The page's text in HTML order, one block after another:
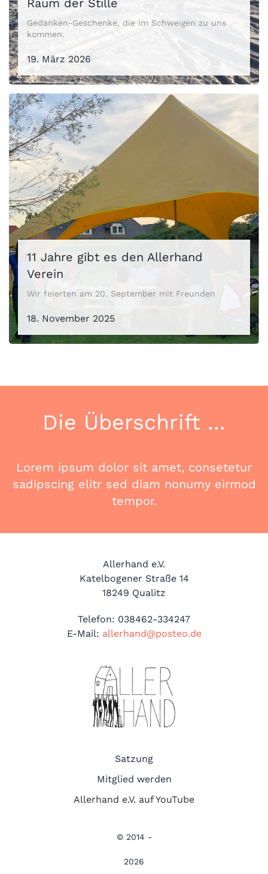
Raum der Stille
Gedanken-Geschenke, die im Schweigen zu uns
kommen.
19. März 2026
11 Jahre gibt es den Allerhand
Verein
Wir feierten am 20. September mit Freunden
18. November 2025
Die Überschrift ...
Lorem ipsum dolor sit amet, consetetur
sadipscing elitr sed diam nonumy eirmod
tempor.
​Allerhand e.V.
Katelbogener Straße 14
18249 Qualitz
Telefon: 038462-334247
E-Mail: allerhand@posteo.de
Satzung
Mitglied werden
Allerhand e.V. auf YouTube
© 2014 -
2026